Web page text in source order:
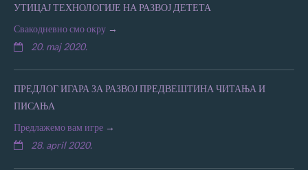
УТИЦАЈ ТЕХНОЛОГИЈЕ НА РАЗВОЈ ДЕТЕТА
Свакодневно смо окру
20. maj 2020.
ПРЕДЛОГ ИГАРА ЗА РАЗВОЈ ПРЕДВЕШТИНА ЧИТАЊА И
ПИСАЊА
Предлажемо вам игре
28. april 2020.